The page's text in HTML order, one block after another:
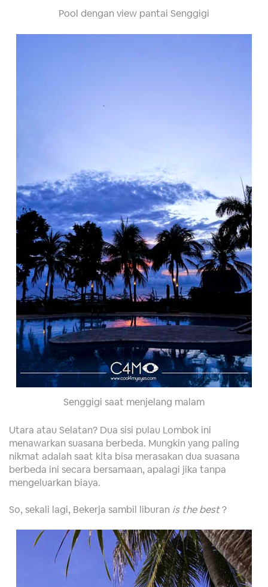
Pool dengan view pantai Senggigi
Senggigi saat menjelang malam
Utara atau Selatan? Dua sisi pulau Lombok ini
menawarkan suasana berbeda. Mungkin yang paling
nikmat adalah saat kita bisa merasakan dua suasana
berbeda ini secara bersamaan, apalagi jika tanpa
mengeluarkan biaya.
So, sekali lagi, Bekerja sambil liburan is the best?